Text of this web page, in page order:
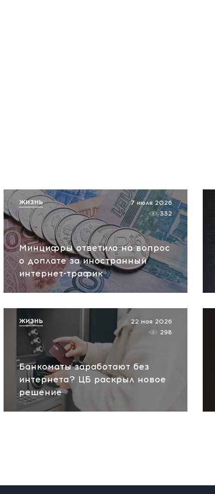
Минцифры ответило на вопрос
о доплате за иностранный
интернет-трафик
7 июля 2026
332
ЖИЗНЬ
Банкоматы заработают без
интернета? ЦБ раскрыл новое
решение
22 мая 2026
298
ЖИЗНЬ